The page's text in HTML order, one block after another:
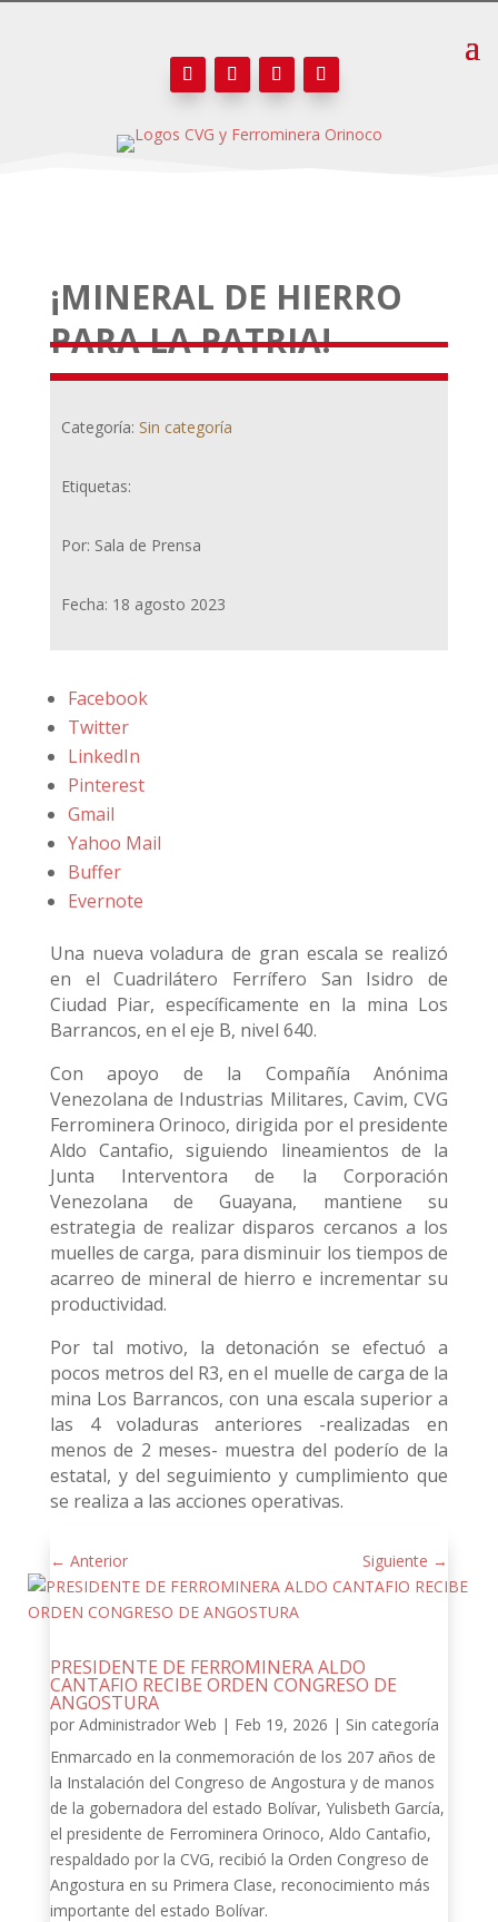
¡MINERAL DE HIERRO
PARA LA PATRIA!
Categoría: Sin categoría
Etiquetas:
Por: Sala de Prensa
Fecha: 18 agosto 2023
Facebook
Twitter
LinkedIn
Pinterest
Gmail
Yahoo Mail
Buffer
Evernote
Una nueva voladura de gran escala se realizó
en el Cuadrilátero Ferrífero San Isidro de
Ciudad Piar, específicamente en la mina Los
Barrancos, en el eje B, nivel 640.
Con apoyo de la Compañía Anónima
Venezolana de Industrias Militares, Cavim, CVG
Ferrominera Orinoco, dirigida por el presidente
Aldo Cantafio, siguiendo lineamientos de la
Junta Interventora de la Corporación
Venezolana de Guayana, mantiene su
estrategia de realizar disparos cercanos a los
muelles de carga, para disminuir los tiempos de
acarreo de mineral de hierro e incrementar su
productividad.
Por tal motivo, la detonación se efectuó a
pocos metros del R3, en el muelle de carga de la
mina Los Barrancos, con una escala superior a
las 4 voladuras anteriores -realizadas en
menos de 2 meses- muestra del poderío de la
estatal, y del seguimiento y cumplimiento que
se realiza a las acciones operativas.
← Anterior Siguiente →
PRESIDENTE DE FERROMINERA ALDO
CANTAFIO RECIBE ORDEN CONGRESO DE
ANGOSTURA
por Administrador Web | Feb 19, 2026 | Sin categoría
Enmarcado en la conmemoración de los 207 años de
la Instalación del Congreso de Angostura y de manos
de la gobernadora del estado Bolívar, Yulisbeth García,
el presidente de Ferrominera Orinoco, Aldo Cantafio,
respaldado por la CVG, recibió la Orden Congreso de
Angostura en su Primera Clase, reconocimiento más
importante del estado Bolívar.